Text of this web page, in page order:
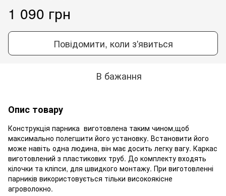
1 090 грн
Повідомити, коли з'явиться
В бажання
Опис товару
Конструкція парника виготовлена таким чином,щоб
максимально полегшити його установку. Встановити його
може навіть одна людина, він має досить легку вагу. Каркас
виготовлений з пластикових труб. До комплекту входять
кілочки та кліпси, для швидкого монтажу. При виготовленні
парників використовується тільки високоякісне
агроволокно.